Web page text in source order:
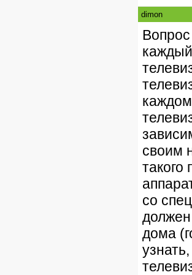
dimon
своим
со
должен
дома